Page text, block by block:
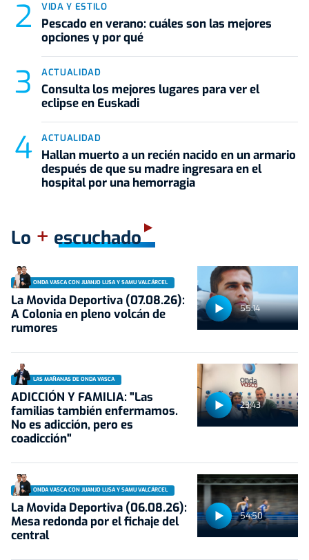
VIDA Y ESTILO
Pescado en verano: cuáles son las mejores
opciones y por qué
ACTUALIDAD
Consulta los mejores lugares para ver el
eclipse en Euskadi
ACTUALIDAD
Hallan muerto a un recién nacido en un armario
después de que su madre ingresara en el
hospital por una hemorragia
Lo + escuchado
55:14
ONDA VASCA CON JUANJO LUSA Y SAMU VALCÁRCEL
La Movida Deportiva (07.08.26):
A Colonia en pleno volcán de
rumores
23:43
LAS MAÑANAS DE ONDA VASCA
ADICCIÓN Y FAMILIA: "Las
familias también enfermamos.
No es adicción, pero es
coadicción"
54:50
ONDA VASCA CON JUANJO LUSA Y SAMU VALCÁRCEL
La Movida Deportiva (06.08.26):
Mesa redonda por el fichaje del
central